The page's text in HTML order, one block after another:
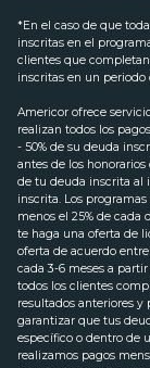
*En el caso de que
inscritas en el
clientes que
inscritas en un periodo
Americor ofrece
realizan todos los
- 50% de su deuda
antes de los
de tu deuda inscrita al
inscrita. Los
menos el 25% de
te haga una oferta de
oferta de acuerdo
cada 3-6 meses a
todos los clientes
resultados anteriores
garantizar que tus
específico o dentro de
realizamos pagos